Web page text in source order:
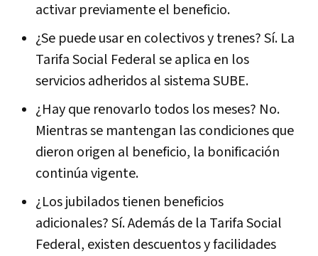
activar previamente el beneficio.
¿Se puede usar en colectivos y trenes? Sí. La
Tarifa Social Federal se aplica en los
servicios adheridos al sistema SUBE.
¿Hay que renovarlo todos los meses? No.
Mientras se mantengan las condiciones que
dieron origen al beneficio, la bonificación
continúa vigente.
¿Los jubilados tienen beneficios
adicionales? Sí. Además de la Tarifa Social
Federal, existen descuentos y facilidades